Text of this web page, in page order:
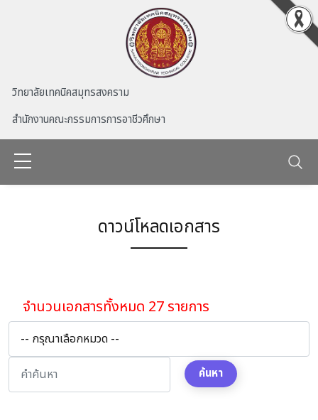
วิทยาลัยเทคนิคสมุทรสงคราม
สำนักงานคณะกรรมการการอาชีวศึกษา
ดาวน์โหลดเอกสาร
จำนวนเอกสารทั้งหมด 27 รายการ
ค้นหา